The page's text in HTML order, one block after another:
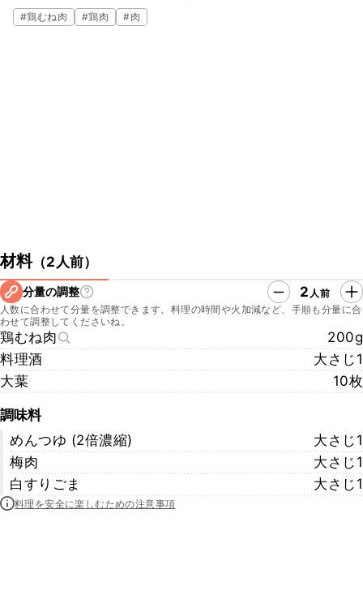
なので、ぜひ作ってみてくださいね。
#鶏むね肉 #鶏肉 #肉
材料（2人前）
分量の調整 2 人前
人数に合わせて分量を調整できます。料理の時間や火加減など、手順も分量に合
わせて調整してくださいね。
鶏むね肉
200g
料理酒
大さじ1
大葉
10枚
調味料
めんつゆ (2倍濃縮)
大さじ1
梅肉
大さじ1
白すりごま
大さじ1
料理を安全に楽しむための注意事項